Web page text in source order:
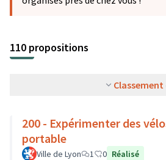
110 propositions
200 - Expérimenter des
portable
Ville de Lyon 1 0 Réalisé